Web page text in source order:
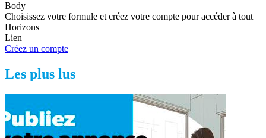
Body
Choisissez votre formule et créez votre compte pour accéder à tout
Horizons
Lien
Créez un compte
Les plus lus